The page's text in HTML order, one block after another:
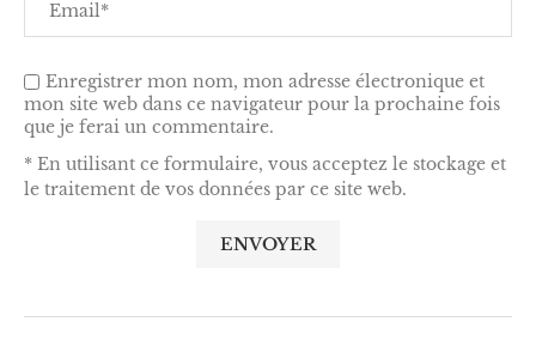
Enregistrer mon nom, mon adresse électronique et
mon site web dans ce navigateur pour la prochaine fois
que je ferai un commentaire.
* En utilisant ce formulaire, vous acceptez le stockage et
le traitement de vos données par ce site web.